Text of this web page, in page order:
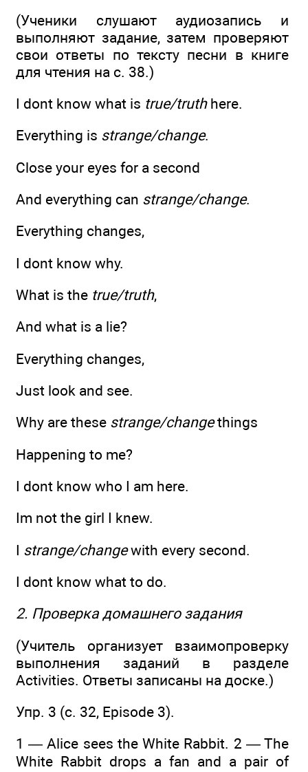
(Ученики слушают аудиозапись и
выполняют задание, затем проверяют
свои ответы по тексту песни в книге
для чтения на с. 38.)
I dont know what is true/truthhere.
Everything is strange/change.
Close your eyes for a second
And everything can strange/change.
Everything changes,
I dont know why.
What is the true/truth,
And what is a lie?
Everything changes,
Just look and see.
Why are these strange/changethings
Happening to me?
I dont know who I am here.
Im not the girl I knew.
I strange/changewith every second.
I dont know what to do.
2. Проверка домашнего задания
(Учитель организует взаимопроверку
выполнения заданий в разделе
Activities. Ответы записаны на доске.)
Упр. 3 (с. 32, Episode 3).
1 — Alice sees the White Rabbit. 2 — The
White Rabbit drops a fan and a pair of